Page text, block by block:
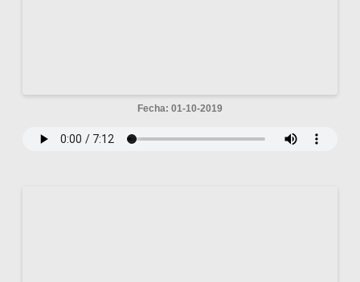
Fecha: 01-10-2019